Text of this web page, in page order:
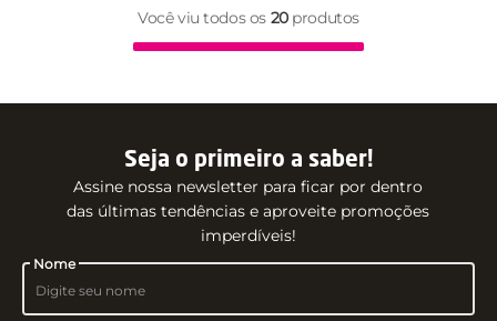
Você viu todos os 20produtos
Seja o primeiro a saber!
Assine nossa newsletter para ficar por dentro
das últimas tendências e aproveite promoções
imperdíveis!
Nome